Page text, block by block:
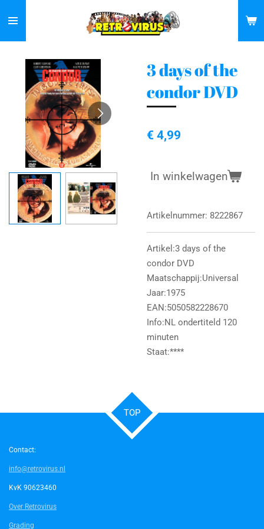
direct
naar
hoofdinhoud
3 days of the
condor DVD
€ 4,99
In winkelwagen
Artikelnummer: 8222867
Artikel:3 days of the
condor DVD
Maatschappij:Universal
Jaar:1975
EAN:5050582228670
Info:NL ondertiteld 120
minuten
Staat:****
TOP
Contact:
info@retrovirus.nl
KvK 90623460
Over Retrovirus
Grading